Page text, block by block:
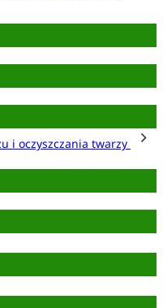
i oczyszczania twarzy